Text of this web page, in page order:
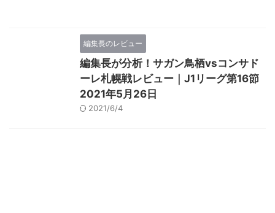
編集長のレビュー
編集長が分析！サガン鳥栖vsコンサド
ーレ札幌戦レビュー｜J1リーグ第16節
2021年5月26日
2021/6/4